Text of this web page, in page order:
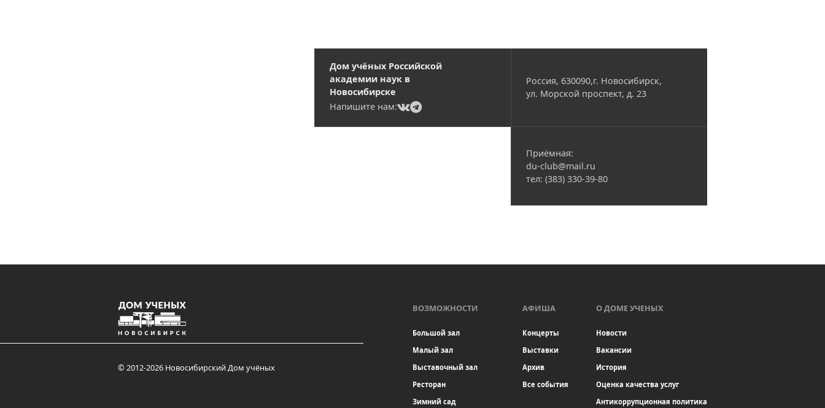
Дом учёных Российской
академии наук в
Новосибирске
Напишите нам:
(current)
(current)
Россия, 630090,г. Новосибирск,
ул. Морской проспект, д. 23
Приёмная:
du-club@mail.ru
тел: (383) 330-39-80
© 2012-2026 Новосибирский Дом учёных
ВОЗМОЖНОСТИ
Большой зал
Малый зал
Выставочный зал
Ресторан
Зимний сад
АФИША
Концерты
Выставки
Архив
Все события
О ДОМЕ УЧЕНЫХ
Новости
Вакансии
История
Оценка качества услуг
Антикоррупционная политика